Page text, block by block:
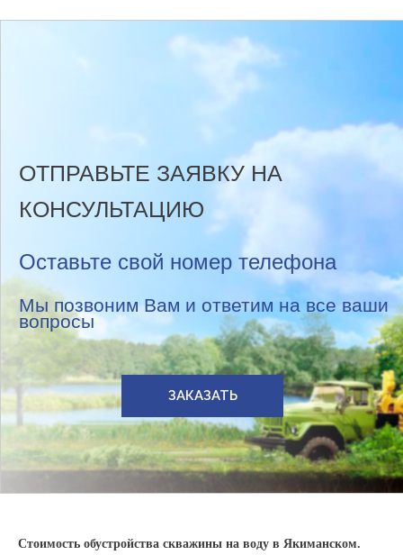
ОТПРАВЬТЕ ЗАЯВКУ НА
КОНСУЛЬТАЦИЮ
Оставьте свой номер телефона
Мы позвоним Вам и ответим на все ваши
вопросы
ЗАКАЗАТЬ
Стоимость обустройства скважины на воду в Якиманском.